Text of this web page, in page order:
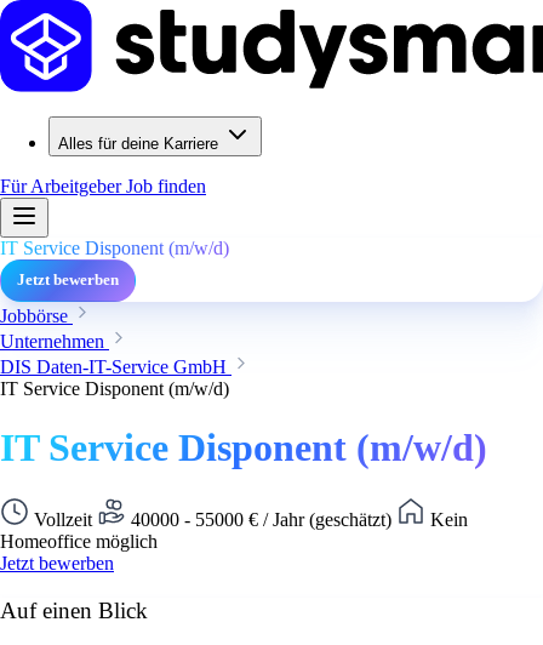
Alles für deine Karriere
Für ArbeitgeberJob finden
IT Service Disponent (m/w/d)
Jetzt bewerben
Jobbörse
Unternehmen
DIS Daten-IT-Service GmbH
IT Service Disponent (m/w/d)
IT Service Disponent (m/w/d)
Vollzeit 40000 - 55000 € / Jahr (geschätzt)
Kein
Homeoffice möglich
Jetzt bewerben
Auf einen Blick